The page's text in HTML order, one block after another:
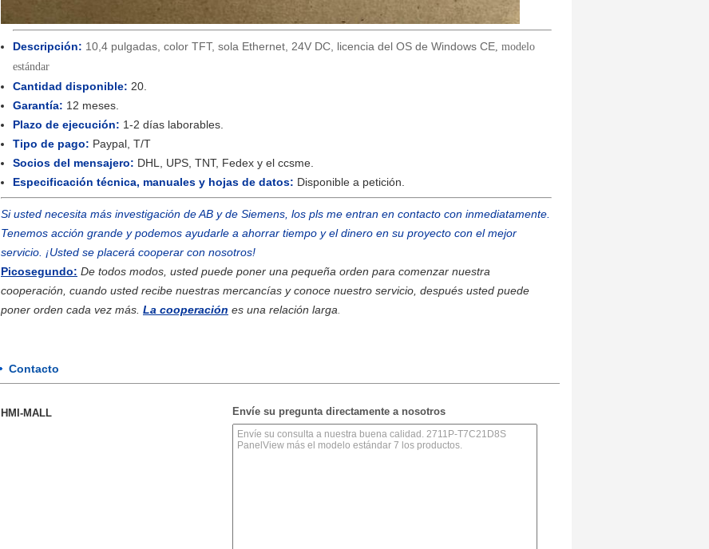
Descripción: 10,4 pulgadas, color TFT, sola Ethernet, 24V DC, licencia del OS de Windows CE, modelo
estándar
Cantidad disponible: 20.
Garantía: 12 meses.
Plazo de ejecución: 1-2 días laborables.
Tipo de pago: Paypal, T/T
Socios del mensajero: DHL, UPS, TNT, Fedex y el ccsme.
Especificación técnica, manuales y hojas de datos: Disponible a petición.
Si usted necesita más investigación de AB y de Siemens, los pls me entran en contacto con inmediatamente.
Tenemos acción grande y podemos ayudarle a ahorrar tiempo y el dinero en su proyecto con el mejor
servicio. ¡Usted se placerá cooperar con nosotros!
Picosegundo: De todos modos, usted puede poner una pequeña orden para comenzar nuestra
cooperación, cuando usted recibe nuestras mercancías y conoce nuestro servicio, después usted puede
poner orden cada vez más. La cooperación es una relación larga
Contacto
HMI-MALL Envíe su pregunta directamente a nosotros